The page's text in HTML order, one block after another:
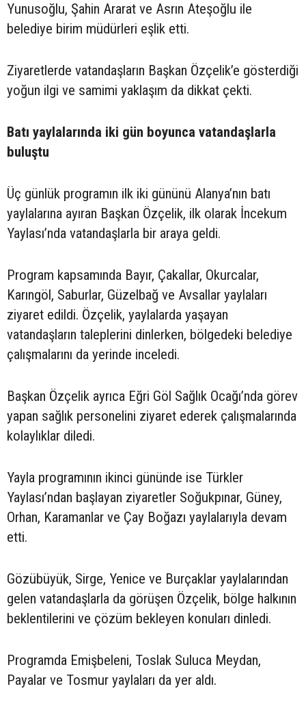
Yunusoğlu, Şahin Ararat ve Asrın Ateşoğlu ile
belediye birim müdürleri eşlik etti.
Ziyaretlerde vatandaşların Başkan Özçelik’e gösterdiği
yoğun ilgi ve samimi yaklaşım da dikkat çekti.
Batı yaylalarında iki gün boyunca vatandaşlarla
buluştu
Üç günlük programın ilk iki gününü Alanya’nın batı
yaylalarına ayıran Başkan Özçelik, ilk olarak İncekum
Yaylası’nda vatandaşlarla bir araya geldi.
Program kapsamında Bayır, Çakallar, Okurcalar,
Karıngöl, Saburlar, Güzelbağ ve Avsallar yaylaları
ziyaret edildi. Özçelik, yaylalarda yaşayan
vatandaşların taleplerini dinlerken, bölgedeki belediye
çalışmalarını da yerinde inceledi.
Başkan Özçelik ayrıca Eğri Göl Sağlık Ocağı’nda görev
yapan sağlık personelini ziyaret ederek çalışmalarında
kolaylıklar diledi.
Yayla programının ikinci gününde ise Türkler
Yaylası’ndan başlayan ziyaretler Soğukpınar, Güney,
Orhan, Karamanlar ve Çay Boğazı yaylalarıyla devam
etti.
Gözübüyük, Sirge, Yenice ve Burçaklar yaylalarından
gelen vatandaşlarla da görüşen Özçelik, bölge halkının
beklentilerini ve çözüm bekleyen konuları dinledi.
Programda Emişbeleni, Toslak Suluca Meydan,
Payalar ve Tosmur yaylaları da yer aldı.